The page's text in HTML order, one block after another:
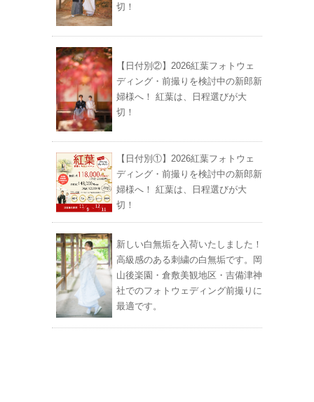
切！
【日付別②】2026紅葉フォトウェ
ディング・前撮りを検討中の新郎新
婦様へ！ 紅葉は、日程選びが大
切！
【日付別①】2026紅葉フォトウェ
ディング・前撮りを検討中の新郎新
婦様へ！ 紅葉は、日程選びが大
切！
新しい白無垢を入荷いたしました！
高級感のある刺繍の白無垢です。岡
山後楽園・倉敷美観地区・吉備津神
社でのフォトウェディング前撮りに
最適です。